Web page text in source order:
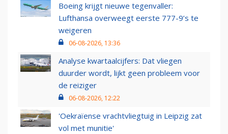
Boeing krijgt nieuwe tegenvaller:
Lufthansa overweegt eerste 777-9’s te
weigeren
06-08-2026, 13:36
Analyse kwartaalcijfers: Dat vliegen
duurder wordt, lijkt geen probleem voor
de reiziger
06-08-2026, 12:22
'Oekraïense vrachtvliegtuig in Leipzig zat
vol met munitie'